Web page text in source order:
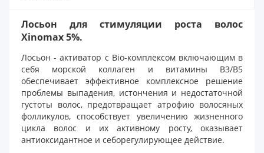
Лосьон для стимуляции роста волос
Xinomаx 5%.
Лосьон - активатор с Bio-комплексом включающим в
себя морской коллаген и витамины B3/B5
обеспечивает эффективное комплексное решение
проблемы выпадения, истончения и недостаточной
густоты волос, предотвращает атрофию волосяных
фолликулов, способствует увеличению жизненного
цикла волос и их активному росту, оказывает
антиоксидантное и себорегулирующее действие.